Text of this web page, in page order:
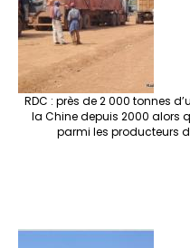
RDC : près de 2 000 tonnes
la Chine depuis 2000 alors
parmi les producteurs